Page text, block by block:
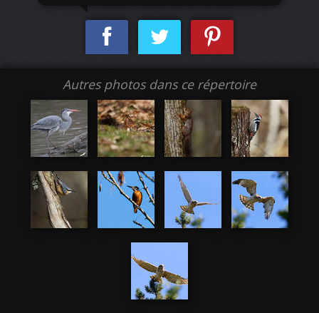
Autres photos dans ce répertoire